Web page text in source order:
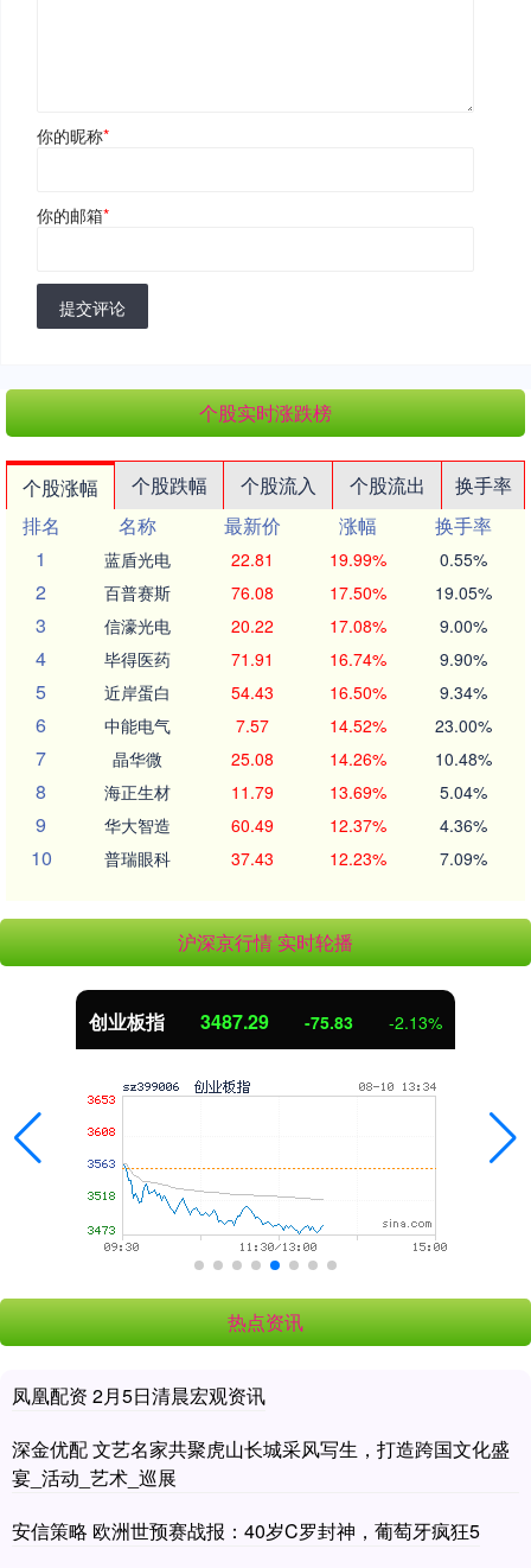
你的昵称*
你的邮箱*
提交评论
个股实时涨跌榜
个股涨幅 个股跌幅 个股流入 个股流出
换手率
排名
名称 最新价 涨幅
换手率
1
蓝盾光电 22.81 19.99% 0.55%
2 百普赛斯 76.08 17.50% 19.05%
3 信濠光电 20.22 17.08% 9.00%
4 毕得医药 71.91 16.74% 9.90%
5 近岸蛋白 54.43 16.50% 9.34%
6 中能电气 7.57 14.52% 23.00%
7 晶华微 25.08 14.26% 10.48%
8 海正生材 11.79 13.69% 5.04%
9 华大智造 60.49 12.37% 4.36%
10 普瑞眼科 37.43 12.23% 7.09%
沪深京行情 实时轮播
创业板指 3487.29 -75.83 -2.13%
热点资讯
凤凰配资 2月5日清晨宏观资讯
深金优配 文艺名家共聚虎山长城采风写生，打造跨国文化盛
宴_活动_艺术_巡展
安信策略 欧洲世预赛战报：40岁C罗封神，葡萄牙疯狂5